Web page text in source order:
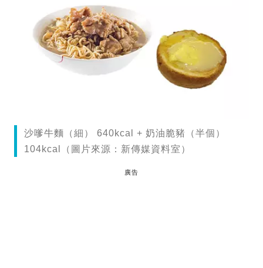
沙嗲牛麵（細） 640kcal + 奶油脆豬（半個）
104kcal（圖片來源：新傳媒資料室）
廣告